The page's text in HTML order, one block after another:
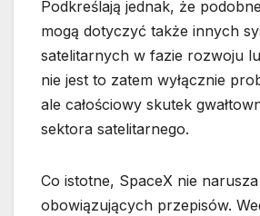
Podkreślają jednak, że
mogą dotyczyć także innych
satelitarnych w fazie rozwoju
nie jest to zatem wyłącznie
ale całościowy skutek
sektora satelitarnego.
Co istotne, SpaceX nie
obowiązujących przepisów.